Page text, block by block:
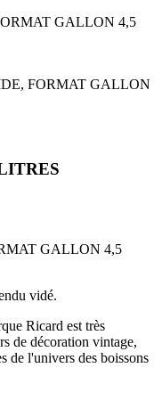
GALLON 4,5
vidé.
Ricard est très
de décoration vintage,
de l'univers des boissons